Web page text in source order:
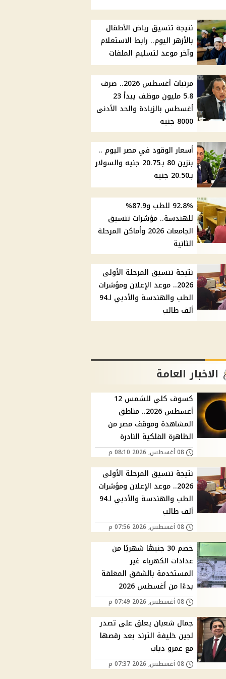
نتيجة تنسيق رياض الأطفال
بالأزهر اليوم.. رابط الاستعلام
وآخر موعد لتسليم الملفات
مرتبات أغسطس 2026.. صرف
5.8 مليون موظف يبدأ 23
أغسطس بالزيادة والحد الأدنى
8000 جنيه
أسعار الوقود في مصر اليوم ..
بنزين 80 بـ20.75 جنيه والسولار
بـ20.50 جنيه
92.8% للطب و87.9%
للهندسة.. مؤشرات تنسيق
الجامعات 2026 وأماكن المرحلة
الثانية
نتيجة تنسيق المرحلة الأولى
2026.. موعد الإعلان ومؤشرات
الطب والهندسة والأدبي لـ94
ألف طالب
الاخبار العامة
كسوف كلي للشمس 12
أغسطس 2026.. مناطق
المشاهدة وموقف مصر من
الظاهرة الفلكية النادرة
08 أغسطس, 2026 08:10 م
نتيجة تنسيق المرحلة الأولى
2026.. موعد الإعلان ومؤشرات
الطب والهندسة والأدبي لـ94
ألف طالب
08 أغسطس, 2026 07:56 م
خصم 30 جنيهًا شهريًا من
عدادات الكهرباء غير
المستخدمة بالشقق المغلقة
بدءًا من أغسطس 2026
08 أغسطس, 2026 07:49 م
جمال شعبان يعلق على تصدر
لجين خليفة الترند بعد رقصها
مع عمرو دياب
08 أغسطس, 2026 07:37 م